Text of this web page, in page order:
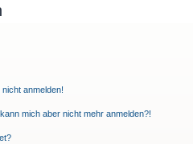
anmelden!
mich aber nicht mehr anmelden?!